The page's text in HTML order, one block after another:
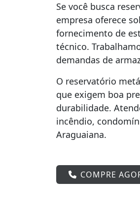
Se você busca
empresa oferece
fornecimento de
técnico.
demandas de
O reservatório
que exigem boa
durabilidade.
incêndio,
Araguaiana.
COMPRE